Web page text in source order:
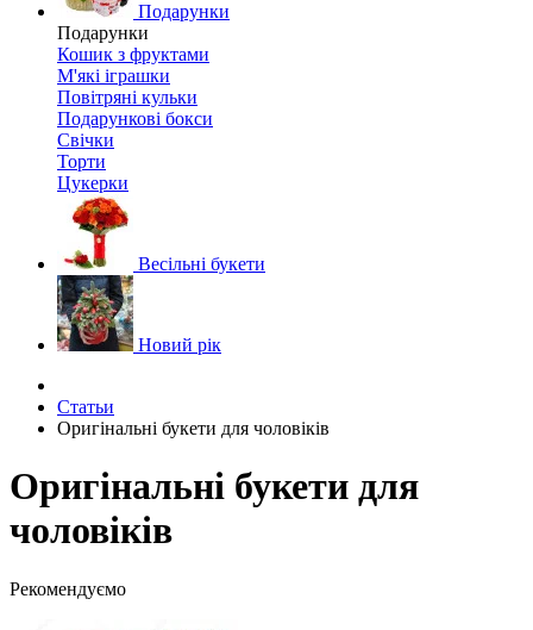
Подарунки
Подарунки
Кошик з фруктами
М'які іграшки
Повітряні кульки
Подарункові бокси
Свічки
Торти
Цукерки
Весільні букети
Новий рік
Статьи
Оригінальні букети для чоловіків
Оригінальні букети для
чоловіків
Рекомендуємо